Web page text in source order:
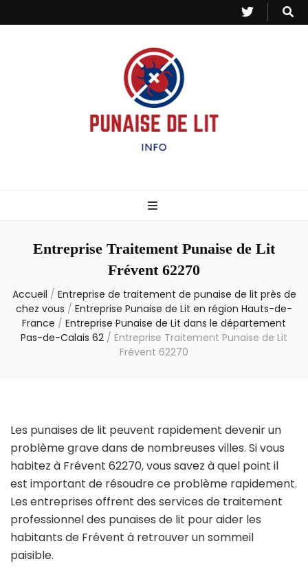
– Info
Entreprise Traitement Punaise de Lit
Frévent 62270
Accueil / Entreprise de traitement de punaise de lit près de
chez vous / Entreprise Punaise de Lit en région Hauts-de-
France / Entreprise Punaise de Lit dans le département
Pas-de-Calais 62 / Entreprise Traitement Punaise de Lit
Frévent 62270
Les punaises de lit peuvent rapidement devenir un
problème grave dans de nombreuses villes. Si vous
habitez à Frévent 62270, vous savez à quel point il
est important de résoudre ce problème rapidement.
Les entreprises offrent des services de traitement
professionnel des punaises de lit pour aider les
habitants de Frévent à retrouver un sommeil
paisible.